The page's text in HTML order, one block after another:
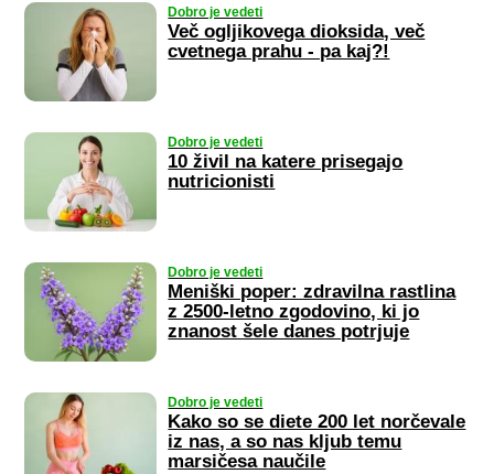
Dobro je vedeti
Več ogljikovega dioksida, več
cvetnega prahu - pa kaj?!
Dobro je vedeti
10 živil na katere prisegajo
nutricionisti
Dobro je vedeti
Meniški poper: zdravilna rastlina
z 2500-letno zgodovino, ki jo
znanost šele danes potrjuje
Dobro je vedeti
Kako so se diete 200 let norčevale
iz nas, a so nas kljub temu
marsičesa naučile